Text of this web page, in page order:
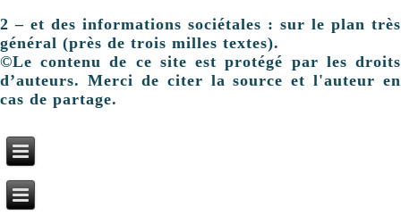
2 – et des informations sociétales : sur le plan très
général (près de trois milles textes).
©Le contenu de ce site est protégé par les droits
d’auteurs. Merci de citer la source et l'auteur en
cas de partage.